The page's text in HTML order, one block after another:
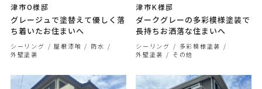
津市O様邸
グレージュで塗替えて優しく落
ち着いたお住まいへ
シーリング 屋根漆喰
防水
外壁塗装
津市K様邸
ダークグレーの多彩模様塗装で
長持ちお洒落な住まいへ
シーリング
多彩模様塗装
外壁塗装
その他